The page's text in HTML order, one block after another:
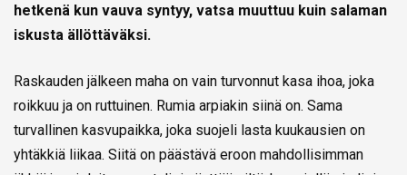
hetkenä kun vauva syntyy, vatsa muuttuu kuin salaman
iskusta ällöttäväksi.
Raskauden jälkeen maha on vain turvonnut kasa ihoa, joka
roikkuu ja on ruttuinen. Rumia arpiakin siinä on. Sama
turvallinen kasvupaikka, joka suojeli lasta kuukausien on
yhtäkkiä liikaa. Siitä on päästävä eroon mahdollisimman